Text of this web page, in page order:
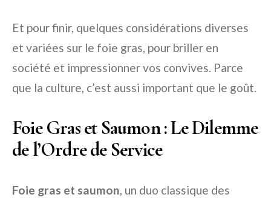
Et pour finir, quelques considérations diverses
et variées sur le foie gras, pour briller en
société et impressionner vos convives. Parce
que la culture, c’est aussi important que le goût.
Foie Gras et Saumon : Le Dilemme
de l’Ordre de Service
Foie gras et saumon, un duo classique des